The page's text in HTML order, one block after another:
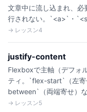
文章中に流し込まれ、必
行されない。`<a>`・
→ レッスン4
justify-content
Flexboxで主軸（デフォ
ティ。`flex-start`（左
between`（両端寄せ）な
→ レッスン5